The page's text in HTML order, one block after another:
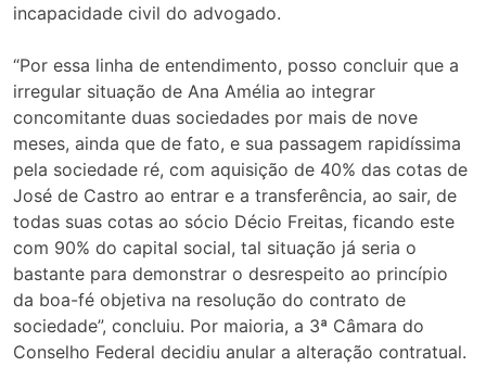
incapacidade civil do advogado.
“Por essa linha de entendimento, posso concluir que a
irregular situação de Ana Amélia ao integrar
concomitante duas sociedades por mais de nove
meses, ainda que de fato, e sua passagem rapidíssima
pela sociedade ré, com aquisição de 40% das cotas de
José de Castro ao entrar e a transferência, ao sair, de
todas suas cotas ao sócio Décio Freitas, ficando este
com 90% do capital social, tal situação já seria o
bastante para demonstrar o desrespeito ao princípio
da boa-fé objetiva na resolução do contrato de
sociedade”, concluiu. Por maioria, a 3ª Câmara do
Conselho Federal decidiu anular a alteração contratual.